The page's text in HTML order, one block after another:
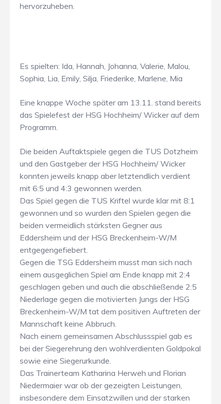
hervorzuheben.
Es spielten: Ida, Hannah, Johanna, Valerie, Malou,
Sophia, Lia, Emily, Silja, Friederike, Marlene, Mia
Eine knappe Woche später am 13.11. stand bereits
das Spielefest der HSG Hochheim/ Wicker auf dem
Programm.
Die beiden Auftaktspiele gegen die TUS Dotzheim
und den Gastgeber der HSG Hochheim/ Wicker
konnten jeweils knapp aber letztendlich verdient
mit 6:5 und 4:3 gewonnen werden.
Das Spiel gegen die TUS Kriftel wurde klar mit 8:1
gewonnen und so wurden den Spielen gegen die
beiden vermeidlich stärksten Gegner aus
Eddersheim und der HSG Breckenheim-W/M
entgegengefiebert.
Gegen die TSG Eddersheim musst man sich nach
einem ausgeglichen Spiel am Ende knapp mit 2:4
geschlagen geben und auch die abschließende 2:5
Niederlage gegen die motivierten Jungs der HSG
Breckenheim-W/M tat dem positiven Auftreten der
Mannschaft keine Abbruch.
Nach einem gemeinsamen Abschlussspiel gab es
bei der Siegerehrung den wohlverdienten Goldpokal
sowie eine Siegerurkunde.
Das Trainerteam Katharina Herweh und Florian
Niedermaier war ob der gezeigten Leistungen,
insbesondere dem Einsatzwillen und der starken